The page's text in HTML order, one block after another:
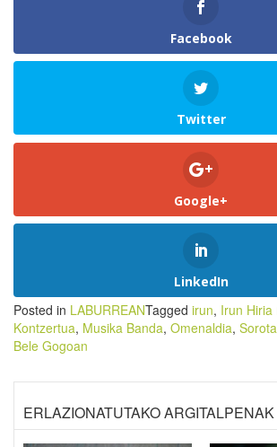
Facebook
Twitter
Google+
LinkedIn
Posted in LABURREANTagged irun, Irun Hiria
Kontzertua, Musika Banda, Omenaldia,
Bele Gogoan
ERLAZIONATUTAKO ARGITALPENAK